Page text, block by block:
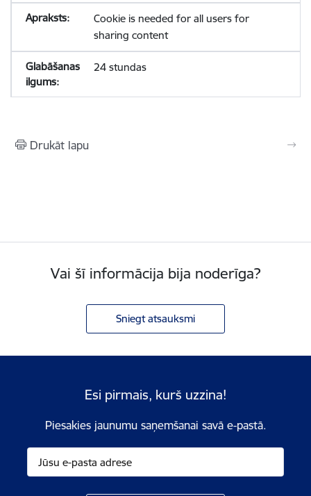
Cookie is needed for all users for
sharing content
24 stundas
Drukāt lapu
Vai šī informācija bija noderīga?
Sniegt atsauksmi
Esi pirmais, kurš uzzina!
Piesakies jaunumu saņemšanai savā e-pastā.